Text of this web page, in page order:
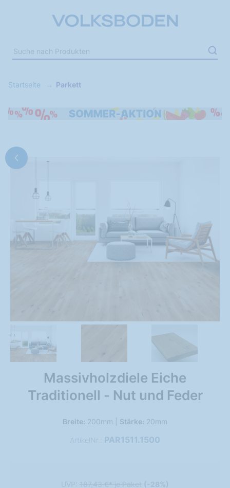
Startseite Parkett
Massivholzdiele Eiche
Traditionell - Nut und Feder
Breite: 200mm | Stärke: 20mm
ArtikelNr.: PAR1511.1500